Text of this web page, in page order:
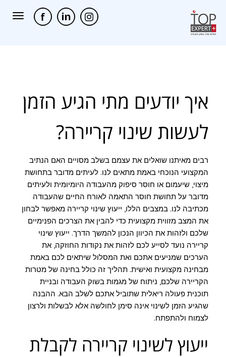
איך יודעים מתי הגיע הזמן
לעשות שינוי קריירה?
רבים מאיתנו שואלים את עצמם בשלב מסויים האם הנתיב
המקצועי הנוכחי באמת מתאים לנו. לעיתים מדובר בתחושת
מיצוי, שיעמום או חוסר סיפוק מהעבודה היומיומית ולעיתים
מדובר על תחושת חוסר התאמה לאורח החיים שהעבודה
מכתיבה לנו. במצבים הללו, ייעוץ שינוי קריירה מאפשר לבחון
את המצב מזווית מקצועית כדי להבין את הצרכים הפנימיים
שלכם ולזהות את הכיוון הנכון להמשך הדרך. ייעוץ שינוי
קריירה נועד לסייע לכם לזהות את נקודות החוזקה, את
הערכים שמניעים אתכם ואת המסלול שיתאים לכם באמת
מבחינה מקצועית ואישית. תהליך זה כולל בחינה של מטרות
הקריירה שלכם, ניתוח של מגמות בשוק העבודה ובניית
תוכנית פעולה ריאלית שתוביל אתכם לשלב הבא. ההבנה
שהגיע הזמן לשינוי אינה סימן לחולשה אלא לבשלות ולרצון
לצמוח ולהתפתח.
ייעוץ לשינוי קריירה לקבלת